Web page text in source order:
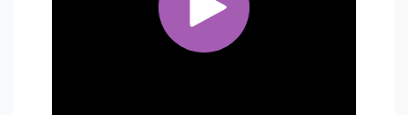
Сергей Рябинин — искренний ведущий,
оставляющий самые приятные воспоминания!